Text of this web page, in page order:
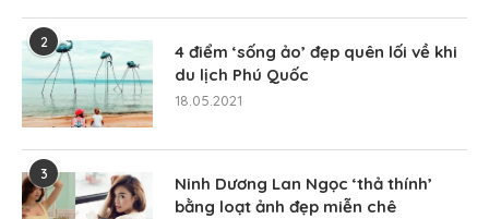
2
4 điểm ‘sống ảo’ đẹp quên lối về khi
du lịch Phú Quốc
18.05.2021
3
Ninh Dương Lan Ngọc ‘thả thính’
bằng loạt ảnh đẹp miễn chê